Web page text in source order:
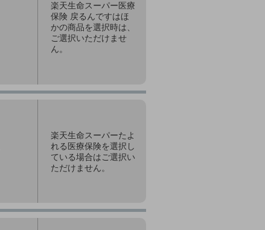
楽天生命スーパー医療
保険 戻るんですはほ
かの商品を選択時は、
ご選択いただけませ
ん。
楽天生命スーパーたよ
れる医療保険を選択し
ている場合はご選択い
ただけません。